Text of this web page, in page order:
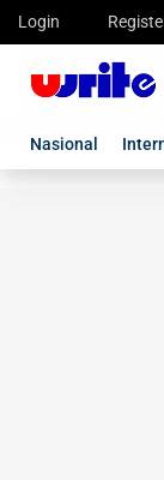
Login
Nasional